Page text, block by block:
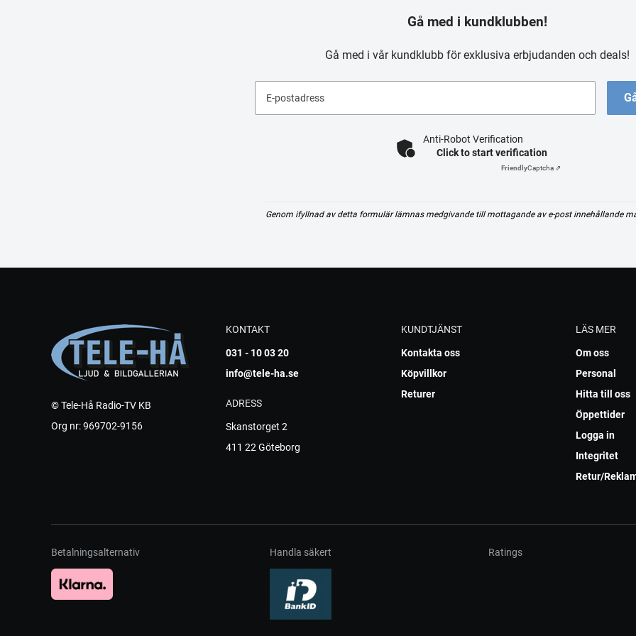
Gå med i kundklubben!
Gå med i vår kundklubb för exklusiva erbjudanden och deals!
E-postadress
Anti-Robot Verification
Click to start verification
FriendlyCaptcha ⇗
Genom ifyllnad av detta formulär lämnas medgivande till mottagande av e-post innehållande
© Tele-Hå Radio-TV KB
Org nr: 969702-9156
KONTAKT
031 - 10 03 20
info@tele-ha.se
ADRESS
Skanstorget 2
411 22 Göteborg
KUNDTJÄNST
Kontakta oss
Köpvillkor
Returer
LÄS MER
Om oss
Personal
Hitta till oss
Öppettider
Logga in
Integritet
Retur/
Betalningsalternativ Handla säkert Ratings